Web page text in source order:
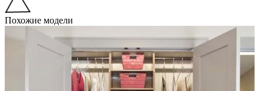
Похожие модели